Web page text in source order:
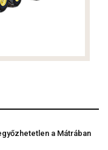
a Mátrában